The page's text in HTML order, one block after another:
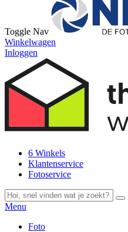
Toggle Nav
Winkelwagen
Inloggen
6 Winkels
Klantenservice
Fotoservice
Menu
Foto